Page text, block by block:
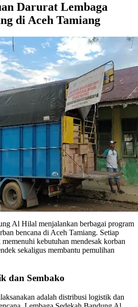
Darurat Lembaga
di Aceh Tamiang
Al Hilal menjalankan berbagai program
bencana di Aceh Tamiang. Setiap
kebutuhan mendesak korban
sekaligus membantu pemulihan
dan Sembako
adalah distribusi logistik dan